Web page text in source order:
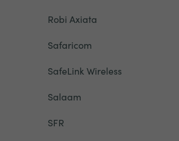
Robi Axiata
Safaricom
SafeLink Wireless
Salaam
SFR